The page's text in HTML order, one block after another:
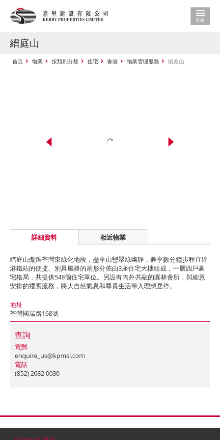
縉庭山
首頁 物業 按類別分類 住宅 香港 物業管理服務 縉庭山
詳細資料 相近物業
縉庭山傲踞荃灣東綠化地段，盡享山巒翠綠幽靜，兼享數分鐘步程直達
港鐵站的便捷。別具風格的扇形分佈由3座住宅大樓組成，一層四戶豪
宅格局，共提供548個住宅單位。另設有內外共融的園林會所，與細意
安排的禮賓服務，將大自然氣息和尊貴生活帶入理想居停。
地址
荃灣國瑞路168號
查詢
電郵
enquire_us@kpmsl.com
電話
(852) 2682 0030